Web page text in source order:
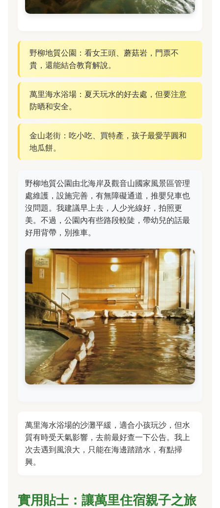
野柳地質公園：看女王頭、蘑菇岩，門票不
貴，還能結合教育解說。
萬里海水浴場：夏天玩水的好去處，但要注意
防晒和安全。
金山老街：吃小吃、買特產，孩子最愛芋圓和
地瓜餅。
野柳地質公園由北海岸及觀音山國家風景區管理
處維護，設施完善，有無障礙通道，推嬰兒車也
沒問題。我建議早上去，人少光線好，拍照更
美。不過，公園內有些路段較陡，帶幼兒的話最
好用背帶，別推車。
萬里海水浴場的沙灘平緩，適合小孩玩沙，但水
質有時受天氣影響，去前最好查一下公告。我上
次去遇到風浪大，只能在海邊踏踏水，有點掃
興。
實用貼士：讓萬里住宿親子之旅